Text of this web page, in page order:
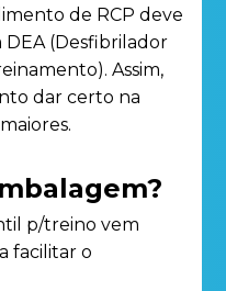
de RCP deve
(Desfibrilador
Assim,
dar certo na
p/treino vem
facilitar o